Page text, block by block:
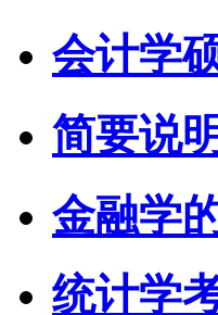
会计学
简要说
金融学
统计学